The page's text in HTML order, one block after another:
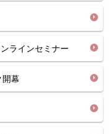
ラインセミナー
幕